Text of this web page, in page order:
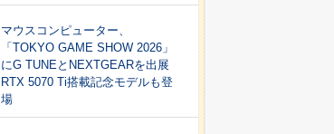
マウスコンピューター、
「TOKYO GAME SHOW 2026」
にG TUNEとNEXTGEARを出展
RTX 5070 Ti搭載記念モデルも登
場